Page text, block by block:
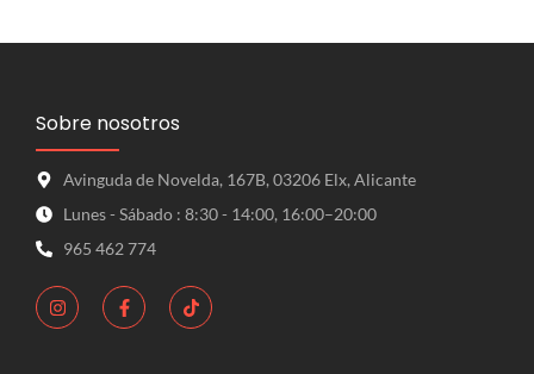
Sobre nosotros
Avinguda de Novelda, 167B, 03206 Elx, Alicante
Lunes - Sábado : 8:30 - 14:00, 16:00–20:00
965 462 774